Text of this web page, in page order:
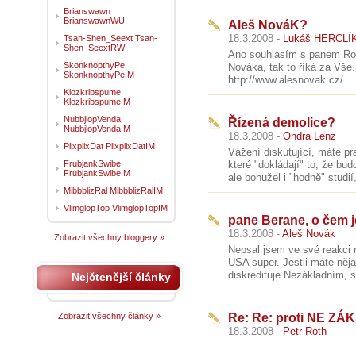
Aleš NováK?
18.3.2008 - Lukáš
Ano souhlasím s panem
Nováka, tak to říká za
http://www.alesnovak.cz/...
Řízená demolice?
18.3.2008 - Ondra Lenz
Vážení diskutující, máte
které "dokládají" to, že
ale bohužel i "hodně"
pane Berane, o čem
18.3.2008 - Aleš Novák
Nepsal jsem ve své
USA super. Jestli máte
diskredituje Nezákladním,
Re: Re: proti NE
18.3.2008 - Petr Roth
Brianswawn
BrianswawnWU
Tsan-Shen_Seext Tsan-
Shen_SeextRW
SkonknopthyPe
SkonknopthyPeIM
Klozkribspume
KlozkribspumeIM
NubbjlopVenda
NubbjlopVendaIM
PlixplixDat PlixplixDatIM
FrubjankSwibe
FrubjankSwibeIM
MibbblizRal MibbblizRalIM
VlimglopTop VlimglopTopIM
Zobrazit všechny bloggery »
Nejčtenější články
Zobrazit všechny články »